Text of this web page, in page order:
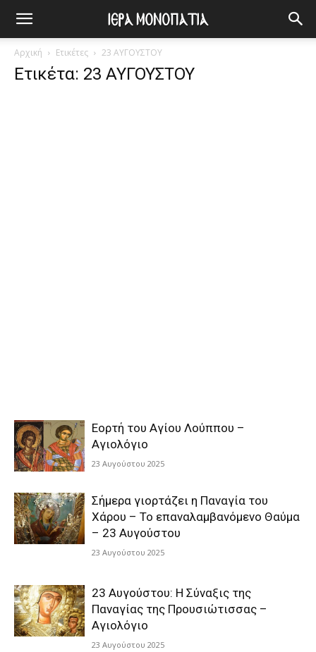
Αρχική Ετικέτες 23 ΑΥΓΟΥΣΤΟΥ
Ετικέτα: 23 ΑΥΓΟΥΣΤΟΥ
Εορτή του Αγίου Λούππου –
Αγιολόγιο
23 Αυγούστου 2025
Σήμερα γιορτάζει η Παναγία του
Χάρου – Το επαναλαμβανόμενο Θαύμα
– 23 Αυγούστου
23 Αυγούστου 2025
23 Αυγούστου: Η Σύναξις της
Παναγίας της Προυσιώτισσας –
Αγιολόγιο
23 Αυγούστου 2025